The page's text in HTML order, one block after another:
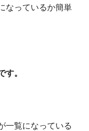
なっているか簡単
。
一覧になっている